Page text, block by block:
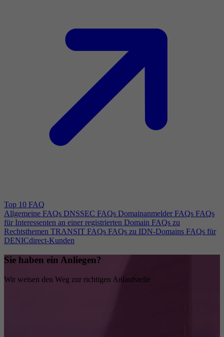
Top 10 FAQ
Allgemeine FAQs DNSSEC FAQs Domainanmelder FAQs FAQs
für Interessenten an einer registrierten Domain FAQs zu
Rechtsthemen TRANSIT FAQs FAQs zu IDN-Domains FAQs für
DENICdirect-Kunden
Sie haben ein Anliegen?
Wir weisen den Weg zur richtigen Anlaufstelle